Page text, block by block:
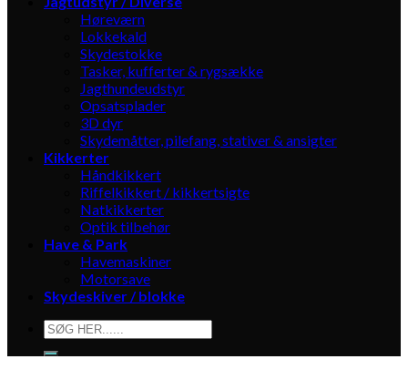
Høreværn
Lokkekald
Skydestokke
Tasker, kufferter & rygsække
Jagthundeudstyr
Opsatsplader
3D dyr
Skydemåtter, pilefang, stativer & ansigter
Kikkerter
Håndkikkert
Riffelkikkert / kikkertsigte
Natkikkerter
Optik tilbehør
Have & Park
Havemaskiner
Motorsave
Skydeskiver / blokke
Søg
efter: